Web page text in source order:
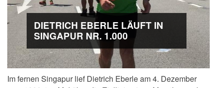
DIETRICH EBERLE LÄUFT IN
SINGAPUR NR. 1.000
Im fernen Singapur lief Dietrich Eberle am 4. Dezember